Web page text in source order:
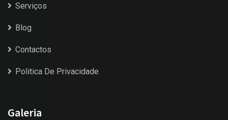
Serviços
Blog
Contactos
Politica De Privacidade
Galeria